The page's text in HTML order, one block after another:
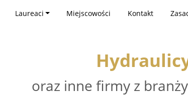
Laureaci Miejscowości Kontakt
oraz inne firmy z